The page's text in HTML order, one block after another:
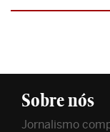
Sobre nós
Jornalismo